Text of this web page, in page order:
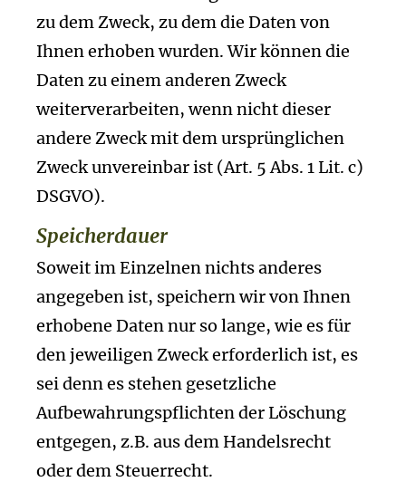
zu dem Zweck, zu dem die Daten von
Ihnen erhoben wurden. Wir können die
Daten zu einem anderen Zweck
weiterverarbeiten, wenn nicht dieser
andere Zweck mit dem ursprünglichen
Zweck unvereinbar ist (Art. 5 Abs. 1 Lit. c)
DSGVO).
Speicherdauer
Soweit im Einzelnen nichts anderes
angegeben ist, speichern wir von Ihnen
erhobene Daten nur so lange, wie es für
den jeweiligen Zweck erforderlich ist, es
sei denn es stehen gesetzliche
Aufbewahrungspflichten der Löschung
entgegen, z.B. aus dem Handelsrecht
oder dem Steuerrecht.